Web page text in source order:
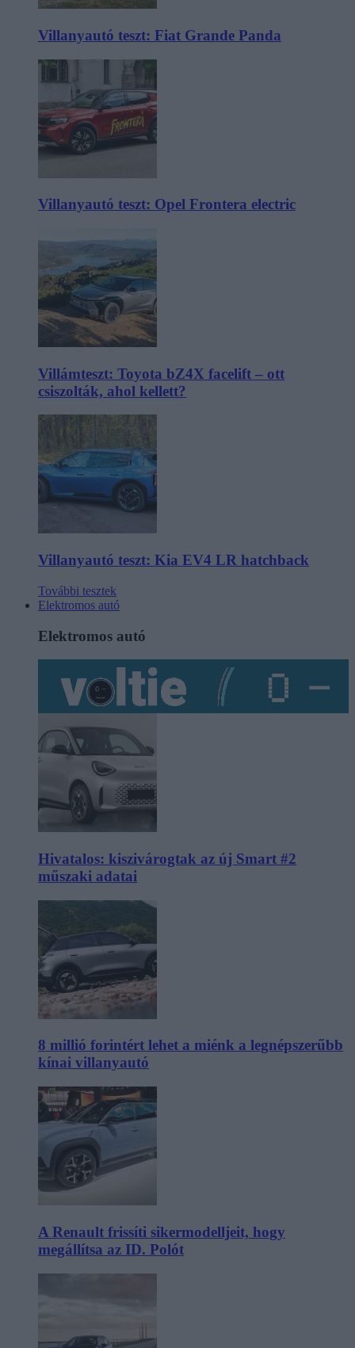
Villanyautó teszt: Fiat Grande Panda
Villanyautó teszt: Opel Frontera electric
Villámteszt: Toyota bZ4X facelift – ott
csiszolták, ahol kellett?
Villanyautó teszt: Kia EV4 LR hatchback
További tesztek
Elektromos autó
Elektromos autó
Hivatalos: kiszivárogtak az új Smart #2
műszaki adatai
8 millió forintért lehet a miénk a legnépszerűbb
kínai villanyautó
A Renault frissíti sikermodelljeit, hogy
megállítsa az ID. Polót